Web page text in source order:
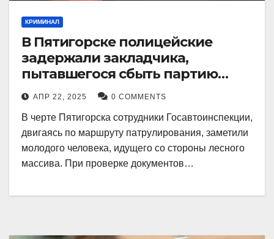
КРИМИНАЛ
В Пятигорске полицейские
задержали закладчика,
пытавшегося сбыть партию
синтетического наркотика
АПР 22, 2025 0 COMMENTS
В черте Пятигорска сотрудники Госавтоинспекции,
двигаясь по маршруту патрулирования, заметили
молодого человека, идущего со стороны лесного
массива. При проверке документов…